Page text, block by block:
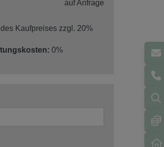
auf Anfrage
Kaufpreises zzgl. 20%
0%